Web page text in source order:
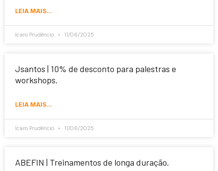
LEIA MAIS...
Icaro Prudêncio 11/06/2025
Jsantos | 10% de desconto para palestras e
workshops.
LEIA MAIS...
Icaro Prudêncio 11/06/2025
ABEFIN | Treinamentos de longa duração.